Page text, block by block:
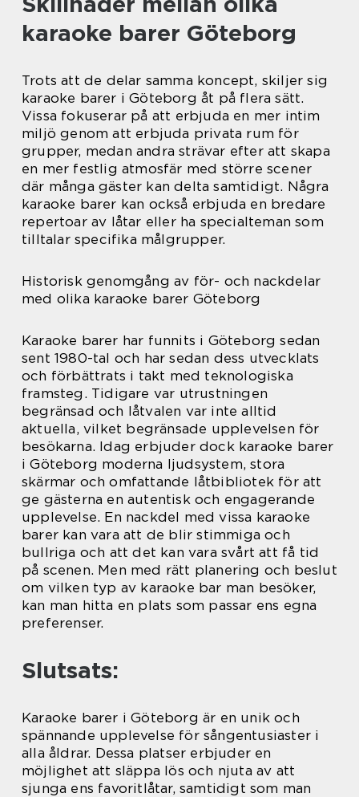
karaoke barer Göteborg
Trots att de delar samma koncept, skiljer sig
karaoke barer i Göteborg åt på flera sätt.
Vissa fokuserar på att erbjuda en mer intim
miljö genom att erbjuda privata rum för
grupper, medan andra strävar efter att skapa
en mer festlig atmosfär med större scener
där många gäster kan delta samtidigt. Några
karaoke barer kan också erbjuda en bredare
repertoar av låtar eller ha specialteman som
tilltalar specifika målgrupper.
Historisk genomgång av för- och nackdelar
med olika karaoke barer Göteborg
Karaoke barer har funnits i Göteborg sedan
sent 1980-tal och har sedan dess utvecklats
och förbättrats i takt med teknologiska
framsteg. Tidigare var utrustningen
begränsad och låtvalen var inte alltid
aktuella, vilket begränsade upplevelsen för
besökarna. Idag erbjuder dock karaoke barer
i Göteborg moderna ljudsystem, stora
skärmar och omfattande låtbibliotek för att
ge gästerna en autentisk och engagerande
upplevelse. En nackdel med vissa karaoke
barer kan vara att de blir stimmiga och
bullriga och att det kan vara svårt att få tid
på scenen. Men med rätt planering och beslut
om vilken typ av karaoke bar man besöker,
kan man hitta en plats som passar ens egna
preferenser.
Slutsats:
Karaoke barer i Göteborg är en unik och
spännande upplevelse för sångentusiaster i
alla åldrar. Dessa platser erbjuder en
möjlighet att släppa lös och njuta av att
sjunga ens favoritlåtar, samtidigt som man